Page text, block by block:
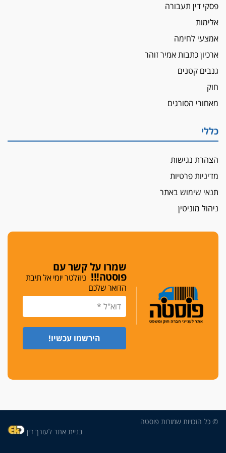
דין ומקרקעין
עורך דין ברמת השרון נחקר בחשד למרמה בעסקת
"אני מכינה 5-6 ג'וינטים ביום"
שנחשף בפעילות בלשים בטלגרם
עו"ד שרון נהרי חיתן את בנו הבכור דניאל
איבה
איתות מירושלים
יו"ר המחוז צ'צ'קס מכנס ישיבה להדחת
מחאת הפרקליטים והסנגורים
השלטון" בעידן עמית בכר
נכנס לאינדקס
עו"ד חגי בנימין חצה את הקווים, מפרקליטות ת"א
למשרד פרטי חדש
עורך דין נעצר בחשד לסחיטת ראש המועצה יאנוח
כפר מנדא: עורך דין נעצר בחשד להחזקת שני אקדח
די לאלימות
פאנל הלשכה על האלימות: "כישלון שמתחיל בחינוך
פסקי דין תעבורה
אלימות
אמצעי לחימה
ארכיון כתבות אמיר זוהר
גנבים קטנים
חוק
מאחורי הסורגים
כללי
הצהרת נגישות
מדיניות פרטיות
תנאי שימוש באתר
ניהול מוניטין
שמרו על קשר עם
פוסטה!!! ניוזלטר יומי אל תיבת
הדואר שלכם
© כל הזכויות שמורות פוסטה
בניית אתר לעורך דין